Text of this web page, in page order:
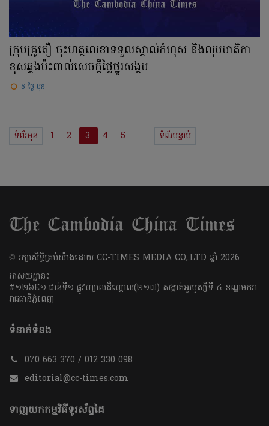
ក្រុមគ្រូតឿ ចុះហត្ថលេខាទទួលស្គាល់កំហុស និងលុបមាតិកា
ខុសឆ្គងប៉ះពាល់សេចក្តីថ្លៃថ្នូរសង្គម
5 ថ្ងៃ មុន
ទំព័រមុន 1 2 3 4 5 … ទំព័របន្ទាប់
​© រក្សា​សិទ្ធិ​គ្រប់​យ៉ាង​ដោយ​ CC-TIMES MEDIA CO,.LTD ឆ្នាំ​ 2026
អាសយដ្ឋាន៖
#១២៦E១ ជាន់ទី១ ផ្លូវហ្សាលដឺហ្គោល(២១៧) សង្កាត់អូរឫស្សីទី ៤ ខណ្ឌមករា
រាជធានីភ្នំពេញ
ទំនាក់ទំនង
070 663 370 / 012 330 098
editorial@cc-times.com
ទាញយកកម្មវិធីទូរស័ព្ទដៃ